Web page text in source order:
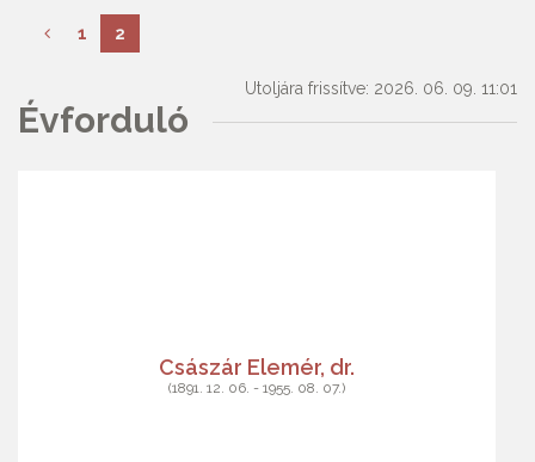
1 2
Utoljára frissítve: 2026. 06. 09. 11:01
Évforduló
Császár Elemér, dr.
(1891. 12. 06. - 1955. 08. 07.)